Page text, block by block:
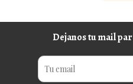
Dejanos tu mail